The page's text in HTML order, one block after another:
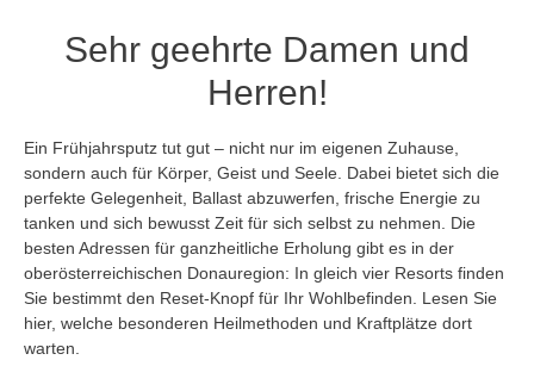
Sehr geehrte Damen und
Herren!
Ein Frühjahrsputz tut gut – nicht nur im eigenen Zuhause,
sondern auch für Körper, Geist und Seele. Dabei bietet sich die
perfekte Gelegenheit, Ballast abzuwerfen, frische Energie zu
tanken und sich bewusst Zeit für sich selbst zu nehmen. Die
besten Adressen für ganzheitliche Erholung gibt es in der
oberösterreichischen Donauregion: In gleich vier Resorts finden
Sie bestimmt den Reset-Knopf für Ihr Wohlbefinden. Lesen Sie
hier, welche besonderen Heilmethoden und Kraftplätze dort
warten.